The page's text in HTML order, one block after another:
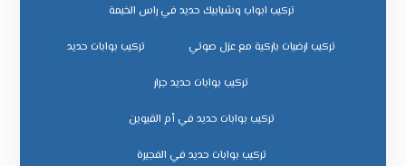
تركيب ابواب وشبابيك حديد في راس الخيمة
تركيب ارضيات باركية مع عزل صوتي تركيب بوابات حديد
تركيب بوابات حديد جرار
تركيب بوابات حديد في أم القيوين
تركيب بوابات حديد في الفجيرة